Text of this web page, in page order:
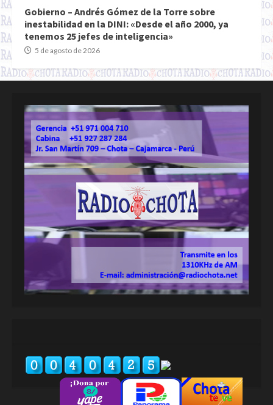
Gobierno – Andrés Gómez de la Torre sobre
inestabilidad en la DINI: «Desde el año 2000, ya
tenemos 25 jefes de inteligencia»
5 de agosto de 2026